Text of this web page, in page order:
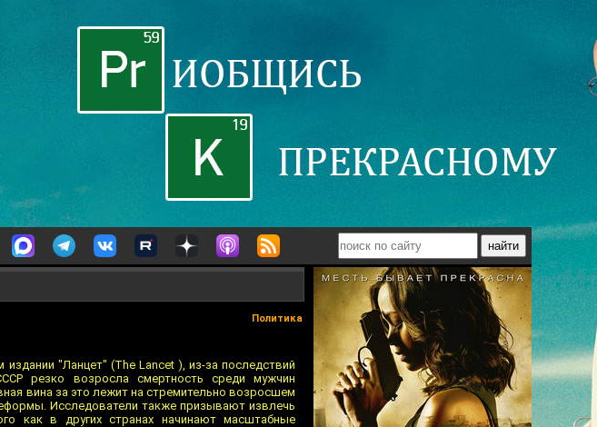
Политика
"Ланцет" (The Lancet ), из-за последствий
резко возросла смертность среди мужчин
вина за это лежит на стремительно возросшем
Исследователи также призывают извлечь
как в других странах начинают масштабные